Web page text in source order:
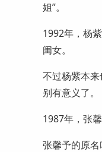
姐”。
1992年，杨
闺女。
不过杨紫本
别有意义了。
1987年，张
张馨予的原